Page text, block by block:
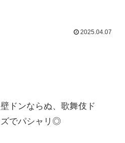
2025.04.07
ドンならぬ、歌舞伎ド
ズでパシャリ◎